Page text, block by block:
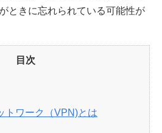
ときに忘れられている可能性が
目次
トワーク（VPN)とは